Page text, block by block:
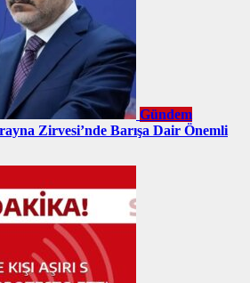
Gündem
Zirvesi’nde Barışa Dair Önemli